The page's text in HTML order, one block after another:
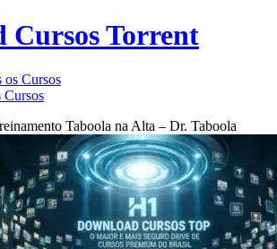
Cursos Torrent
os Cursos
Cursos
Taboola na Alta – Dr. Taboola